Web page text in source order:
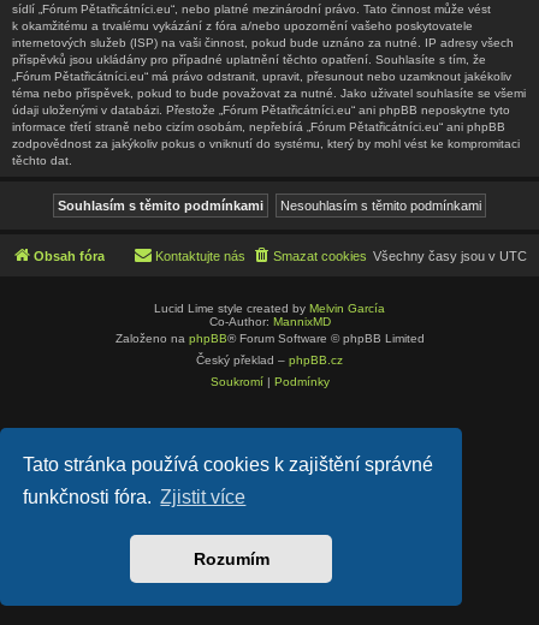
Tato stránka používá cookies k zajištění správné
funkčnosti fóra. Zjistit více
Rozumím
sídlí „Fórum Pětatřicátníci.eu“, nebo platné mezinárodní právo. Tato činnost může vést
k okamžitému a trvalému vykázání z fóra a/nebo upozornění vašeho poskytovatele
internetových služeb (ISP) na vaši činnost, pokud bude uznáno za nutné. IP adresy všech
příspěvků jsou ukládány pro případné uplatnění těchto opatření. Souhlasíte s tím, že
„Fórum Pětatřicátníci.eu“ má právo odstranit, upravit, přesunout nebo uzamknout jakékoliv
téma nebo příspěvek, pokud to bude považovat za nutné. Jako uživatel souhlasíte se všemi
údaji uloženými v databázi. Přestože „Fórum Pětatřicátníci.eu“ ani phpBB neposkytne tyto
informace třetí straně nebo cizím osobám, nepřebírá „Fórum Pětatřicátníci.eu“ ani phpBB
zodpovědnost za jakýkoliv pokus o vniknutí do systému, který by mohl vést ke kompromitaci
těchto dat.
Obsah fóra Všechny časy jsou v UTC
Smazat cookies
Kontaktujte nás
Lucid Lime style created by Melvin García
Co-Author: MannixMD
Založeno na phpBB® Forum Software © phpBB Limited
Český překlad – phpBB.cz
Soukromí| Podmínky